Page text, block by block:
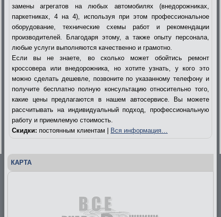
замены агрегатов на любых автомобилях (внедорожниках,
паркетниках, 4 на 4), используя при этом профессиональное
оборудование, технические схемы работ и рекомендации
производителей. Благодаря этому, а также опыту персонала,
любые услуги выполняются качественно и грамотно.
Если вы не знаете, во сколько может обойтись ремонт
кроссовера или внедорожника, но хотите узнать, у кого это
можно сделать дешевле, позвоните по указанному телефону и
получите бесплатно полную консультацию относительно того,
какие цены предлагаются в нашем автосервисе. Вы можете
рассчитывать на индивидуальный подход, профессиональную
работу и приемлемую стоимость.
Скидки: постоянным клиентам | Вся информация…
КАРТА